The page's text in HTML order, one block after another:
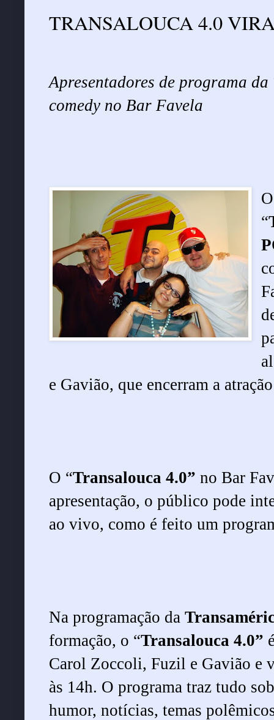
TRANSALOUCA 4.0
Apresentadores de programa
comedy no Bar Favela
“
e Gavião, que encerram a
O “Transalouca 4.0” no Bar
apresentação, o público pode
ao vivo, como é feito um
Na programação da
formação, o “Transalouca 4.0”
Carol Zoccoli, Fuzil e Gavião e
às 14h. O programa traz tudo
humor, notícias, temas